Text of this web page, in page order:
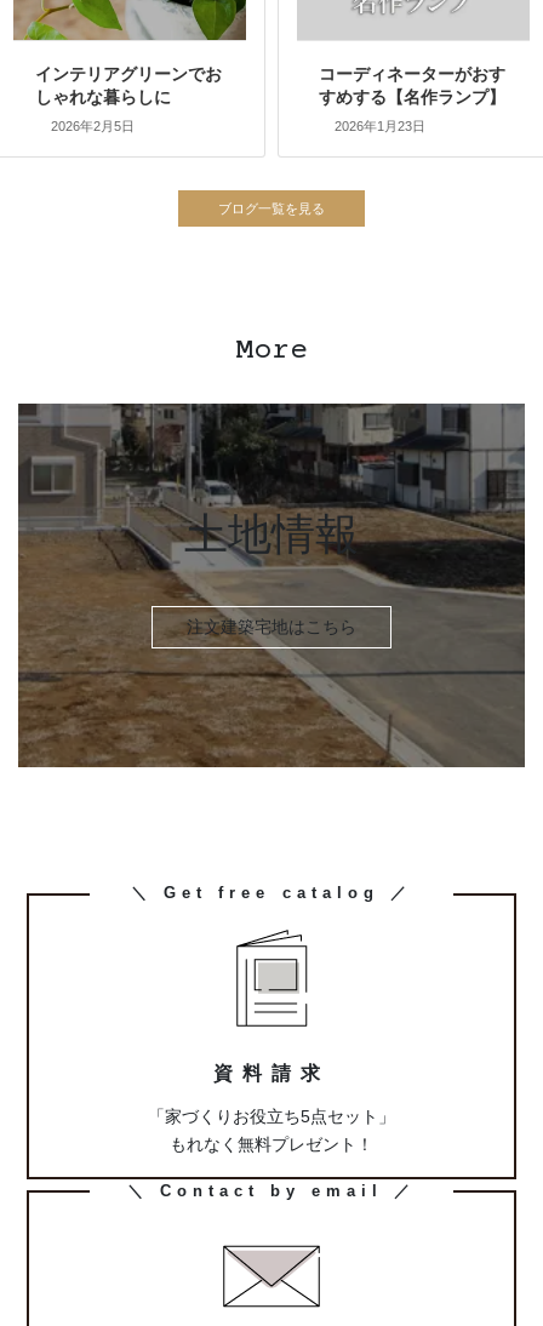
お客様の声一覧を見る
インテリアグリーンでお
しゃれな暮らしに
2026年2月5日
コーディネーターがおす
すめする【名作ランプ】
2026年1月23日
More
土地情報
注文建築宅地はこちら
カ
ー
リ
ン
カ
＼ Get free catalog ／
資料請求
「家づくりお役立ち5点セット」
もれなく無料プレゼント！
カ
＼ Contact by email ／